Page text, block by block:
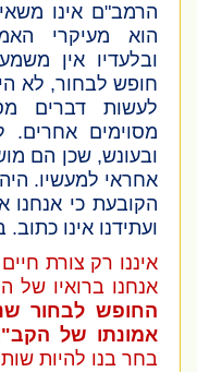
הרמב"ם אינו
הוא מעיקרי
ובלעדיו אין
חופש לבחור, לא
לעשות דברים
מסוימים אחרים.
ובעונש, שכן הם
אחראי למעשיו.
הקובעת כי אנחנו
ועתידנו אינו כתוב.
איננו רק צורת
אנחנו ברואיו של
החופש לבחור
אמונתו של הקב"ה
בחר בנו להיות